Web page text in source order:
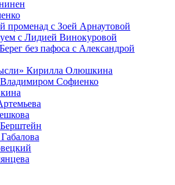
променад с Зоей Арнаутовой
с Лидией Винокуровой
без пафоса с Александрой
Кирилла Олюшкина
Владимиром Софиенко